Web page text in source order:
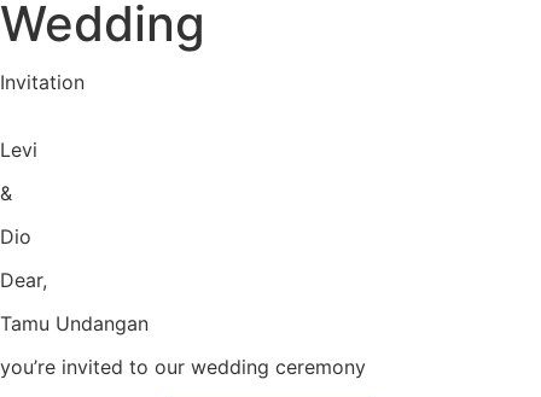
Wedding
Invitation
Levi
&
Dio
Dear,
Tamu Undangan
you’re invited to our wedding ceremony